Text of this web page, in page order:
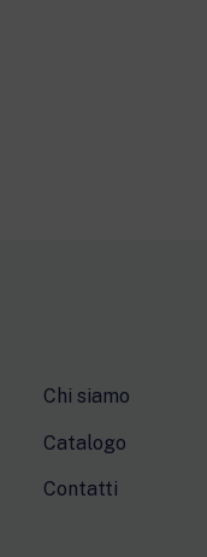
Chi siamo
Catalogo
Contatti